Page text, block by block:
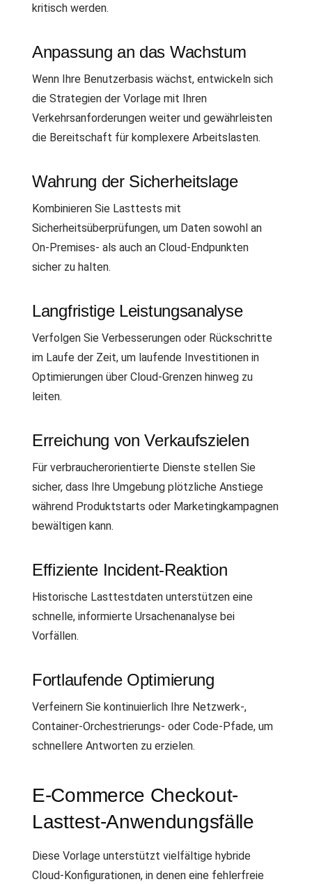
kritisch werden.
Anpassung an das Wachstum
Wenn Ihre Benutzerbasis wächst, entwickeln sich
die Strategien der Vorlage mit Ihren
Verkehrsanforderungen weiter und gewährleisten
die Bereitschaft für komplexere Arbeitslasten.
Wahrung der Sicherheitslage
Kombinieren Sie Lasttests mit
Sicherheitsüberprüfungen, um Daten sowohl an
On-Premises- als auch an Cloud-Endpunkten
sicher zu halten.
Langfristige Leistungsanalyse
Verfolgen Sie Verbesserungen oder Rückschritte
im Laufe der Zeit, um laufende Investitionen in
Optimierungen über Cloud-Grenzen hinweg zu
leiten.
Erreichung von Verkaufszielen
Für verbraucherorientierte Dienste stellen Sie
sicher, dass Ihre Umgebung plötzliche Anstiege
während Produktstarts oder Marketingkampagnen
bewältigen kann.
Effiziente Incident-Reaktion
Historische Lasttestdaten unterstützen eine
schnelle, informierte Ursachenanalyse bei
Vorfällen.
Fortlaufende Optimierung
Verfeinern Sie kontinuierlich Ihre Netzwerk-,
Container-Orchestrierungs- oder Code-Pfade, um
schnellere Antworten zu erzielen.
E-Commerce Checkout-
Lasttest-Anwendungsfälle
Diese Vorlage unterstützt vielfältige hybride
Cloud-Konfigurationen, in denen eine fehlerfreie